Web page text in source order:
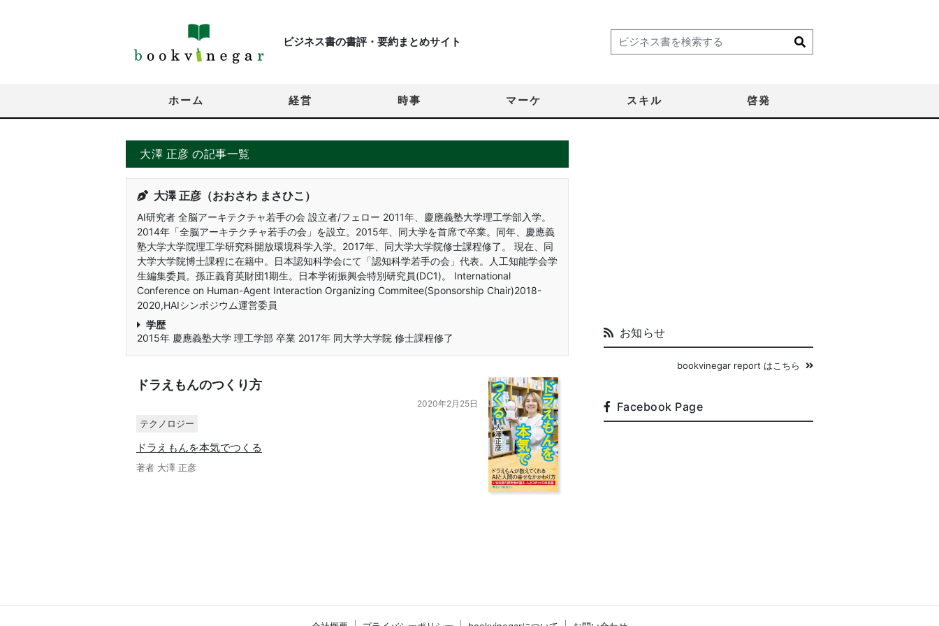
ビジネス書の書評・要約まとめサイト
ホーム 経営 時事 マーケ スキル 啓発
大澤 正彦 の記事一覧
大澤 正彦（おおさわ まさひこ）
AI研究者 全脳アーキテクチャ若手の会 設立者/フェロー 2011年、慶應義塾大学理工学部入学。
2014年「全脳アーキテクチャ若手の会」を設立。2015年、同大学を首席で卒業。同年、慶應義
塾大学大学院理工学研究科開放環境科学入学。2017年、同大学大学院修士課程修了。 現在、同
大学大学院博士課程に在籍中。日本認知科学会にて「認知科学若手の会」代表。人工知能学会学
生編集委員。孫正義育英財団1期生。日本学術振興会特別研究員(DC1)。 International
Conference on Human-Agent Interaction Organizing Commitee(Sponsorship Chair)2018-
2020,HAIシンポジウム運営委員
学歴
2015年 慶應義塾大学 理工学部 卒業 2017年 同大学大学院 修士課程修了
ドラえもんのつくり方
2020年2月25日
テクノロジー
ドラえもんを本気でつくる
著者 大澤 正彦
お知らせ
bookvinegar report はこちら
Facebook Page